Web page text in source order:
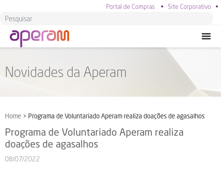
Portal de Compras • Site Corporativo •
Novidades da Aperam
Home > Programa de Voluntariado Aperam realiza doações de agasalhos
Programa de Voluntariado Aperam realiza
doações de agasalhos
08/07/2022